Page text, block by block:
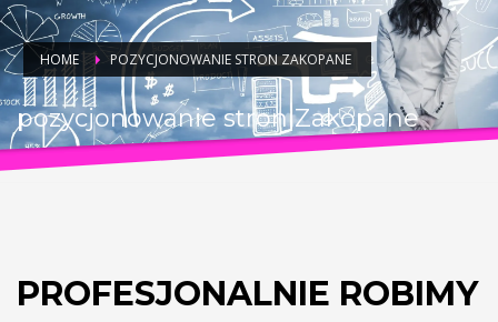
HOME POZYCJONOWANIE STRON ZAKOPANE
pozycjonowanie stron Zakopane
PROFESJONALNIE ROBIMY